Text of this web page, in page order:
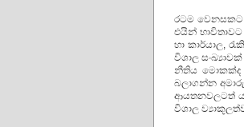
රටම
එයින්
හා කාර්යාල,
විශාල
නීතිය මොකක්ද
බලාගන්න
ආයතනවලටත්
විශාල